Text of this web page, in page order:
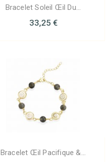
Bracelet Soleil Œil Du...
33,25 €
Bracelet Œil Pacifique &...